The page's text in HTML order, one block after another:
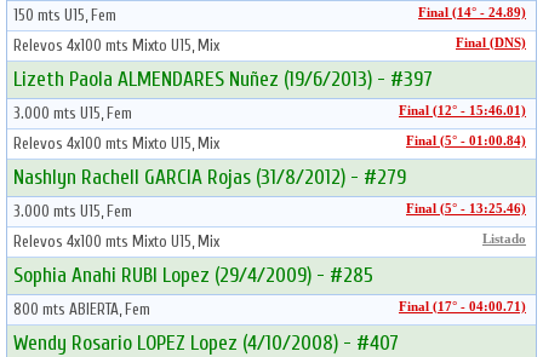
150 mts U15, Fem Final (14° - 24.89)
Relevos 4x100 mts Mixto U15, Mix Final (DNS)
Lizeth Paola ALMENDARES Nuñez (19/6/2013) - #397
3.000 mts U15, Fem Final (12° - 15:46.01)
Relevos 4x100 mts Mixto U15, Mix Final (5° - 01:00.84)
Nashlyn Rachell GARCIA Rojas (31/8/2012) - #279
3.000 mts U15, Fem Final (5° - 13:25.46)
Relevos 4x100 mts Mixto U15, Mix Listado
Sophia Anahi RUBI Lopez (29/4/2009) - #285
800 mts ABIERTA, Fem Final (17° - 04:00.71)
Wendy Rosario LOPEZ Lopez (4/10/2008) - #407